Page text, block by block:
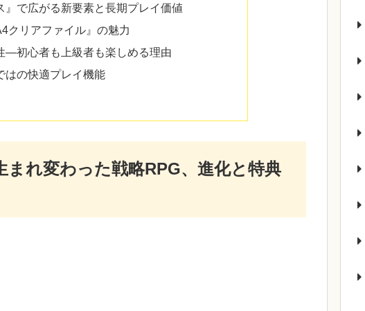
で広がる新要素と長期プレイ価値
クリアファイル』の魅力
—初心者も上級者も楽しめる理由
はの快適プレイ機能
れ変わった戦略RPG、進化と特典